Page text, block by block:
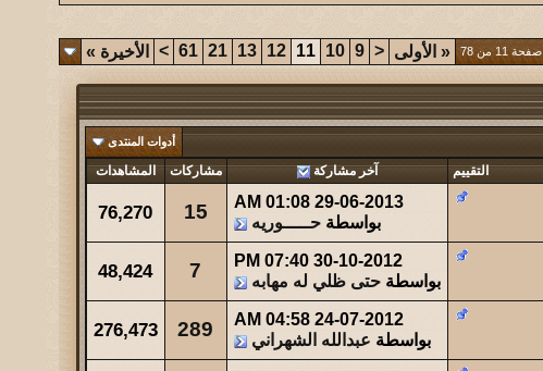
المشاهدات آخر مشاركة
24844 آخر رد:ابو هشام
المشاهدات آخر مشاركة
276473 آخر رد:عبدالله الشهراني
المشاهدات آخر مشاركة
495459 آخر رد:حتى ظلي له مهابه
آخر مشاركة
67071 آخر رد:صقر الجنوب
المشاهدات آخر مشاركة
آخر رد:صاحب السمو
صفحة 11 من 78 « الأولى <
9
10
11
12
13
21
61
> الأخيرة »
أدوات المنتدى
التقييم آخر مشاركة مشاركات المشاهدات
29-06-2013
01:08 AM
بواسطةحـــــوريه 15
76,270
30-10-2012
07:40 PM
بواسطةحتى ظلي له مهابه 7
48,424
24-07-2012
04:58 AM
بواسطة عبدالله الشهراني 289
276,473